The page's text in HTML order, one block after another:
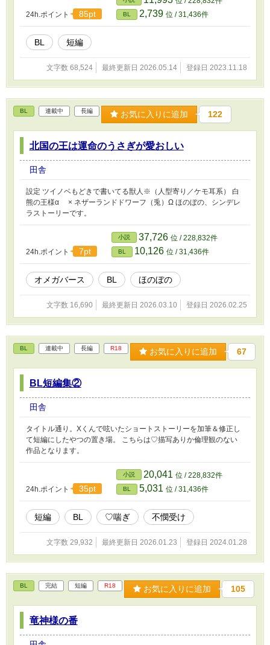
24h.ポイント 85pt BL 2,739 位 / 31,436件
BL 短編
文字数 68,524 最終更新日 2026.05.14 登録日 2023.11.18
BL 連載中 長編 お気に入りに追加 122
北国の王は運命のうさぎが愛おしい
田舎
設定 ツイノベもどきで書いてる獣人※（人型寄り／ケモ耳系） 白
熊の王様α × ネザーランドドワーフ（兎）Ω ほのぼの、シンデレ
ラストーリーです。
24h.ポイント 7pt
小説 37,726 位 / 228,832件
BL 10,126 位 / 31,436件
オメガバース BL ほのぼの
文字数 16,690 最終更新日 2026.03.10 登録日 2026.02.25
BL 連載中 長編 R18 お気に入りに追加 67
BL短編集②
田舎
タイトル通り。Xくんで呟いたショートストーリーを加筆＆修正し
て短編にしたやつの置き場。 こちらは♡描写ありか倫理観のない
作品となります。
24h.ポイント 35pt
小説 20,041 位 / 228,832件
BL 5,031 位 / 31,436件
短編 BL ♡喘ぎ 不憫受け
文字数 29,932 最終更新日 2026.01.23 登録日 2024.01.28
BL 完結 短編 R18 お気に入りに追加 105
竜神様の番